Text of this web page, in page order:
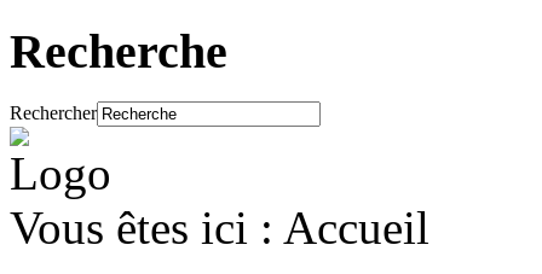
Recherche
Rechercher
Vous êtes ici : Accueil